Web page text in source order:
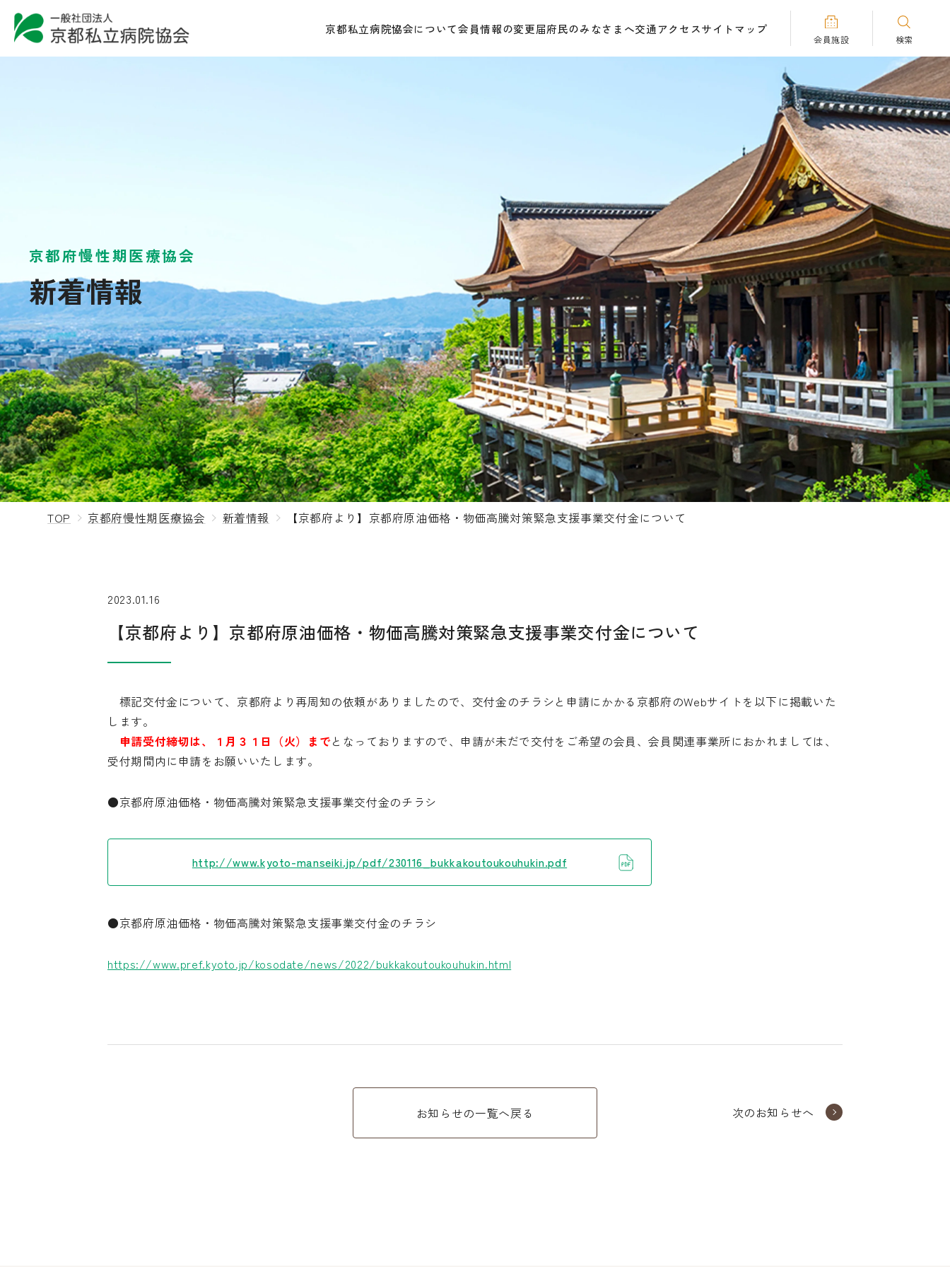
京都私立病院協会について会員情報の変更届府民のみなさまへ交通アクセスサイトマップ
会員施設 検索
京都府慢性期医療協会
新着情報
TOP 京都府慢性期医療協会 新着情報 【京都府より】京都府原油価格・物価高騰対策緊急支援事業交付金について
2023.01.16
【京都府より】京都府原油価格・物価高騰対策緊急支援事業交付金について
標記交付金について、京都府より再周知の依頼がありましたので、交付金のチラシと申請にかかる京都府のWebサイトを以下に掲載いた
します。
申請受付締切は、１月３１日（火）までとなっておりますので、申請が未だで交付をご希望の会員、会員関連事業所におかれましては、
受付期間内に申請をお願いいたします。
●京都府原油価格・物価高騰対策緊急支援事業交付金のチラシ
http://www.kyoto-manseiki.jp/pdf/230116_bukkakoutoukouhukin.pdf
●京都府原油価格・物価高騰対策緊急支援事業交付金のチラシ
https://www.pref.kyoto.jp/kosodate/news/2022/bukkakoutoukouhukin.html
お知らせの一覧へ戻る 次のお知らせへ